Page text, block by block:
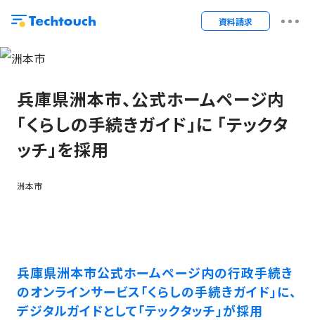
資料請求
兵庫県洲本市、公式ホームページ内
「くらしの手続きガイド」に 「テックタ
ッチ」を採用
洲本市
兵庫県洲本市公式ホームページ内の行政手続き
のオンラインサービス「くらしの手続きガイド」に、
デジタルガイドとして「テックタッチ」が採用